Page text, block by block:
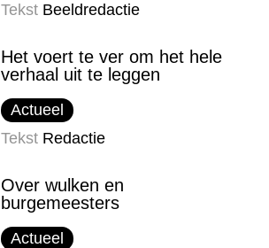
Tekst Beeldredactie
Het voert te ver om het hele
verhaal uit te leggen
Actueel
Tekst Redactie
Over wulken en
burgemeesters
Actueel